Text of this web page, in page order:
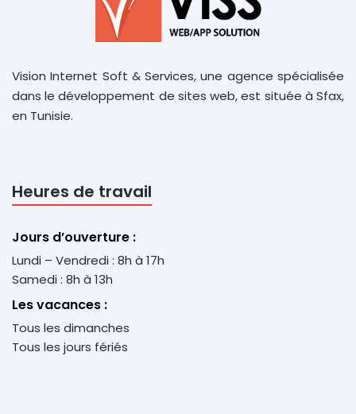
Vision Internet Soft & Services, une agence spécialisée
dans le développement de sites web, est située à Sfax,
en Tunisie.
Heures de travail
Jours d’ouverture :
Lundi – Vendredi : 8h à 17h
Samedi : 8h à 13h
Les vacances :
Tous les dimanches
Tous les jours fériés